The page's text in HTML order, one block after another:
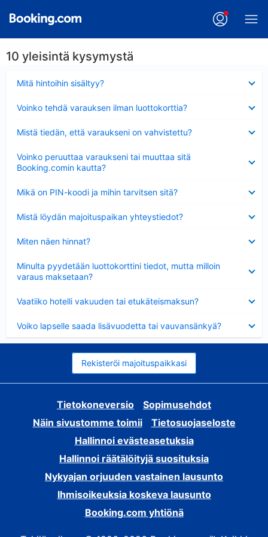
10 yleisintä kysymystä
Mitä hintoihin sisältyy?
Voinko tehdä varauksen ilman luottokorttia?
Mistä tiedän, että varaukseni on vahvistettu?
Voinko peruuttaa varaukseni tai muuttaa sitä
Booking.comin kautta?
Mikä on PIN-koodi ja mihin tarvitsen sitä?
Mistä löydän majoituspaikan yhteystiedot?
Miten näen hinnat?
Minulta pyydetään luottokorttini tiedot, mutta milloin
varaus maksetaan?
Vaatiiko hotelli vakuuden tai etukäteismaksun?
Voiko lapselle saada lisävuodetta tai vauvansänkyä?
Rekisteröi majoituspaikkasi
Tietokoneversio
Sopimusehdot
Näin sivustomme toimii
Tietosuojaseloste
Hallinnoi evästeasetuksia
Hallinnoi räätälöityjä suosituksia
Nykyajan orjuuden vastainen lausunto
Ihmisoikeuksia koskeva lausunto
Booking.com yhtiönä